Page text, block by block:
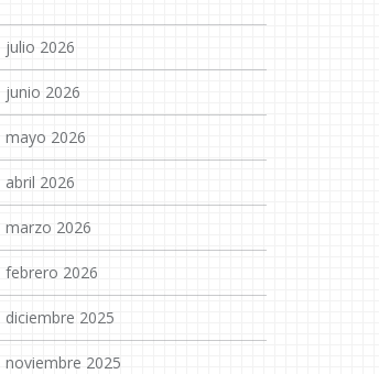
julio 2026
junio 2026
mayo 2026
abril 2026
marzo 2026
febrero 2026
diciembre 2025
noviembre 2025